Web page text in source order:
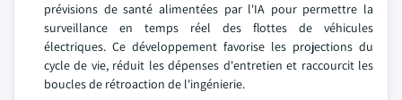
prévisions de santé alimentées par l'IA pour permettre la
surveillance en temps réel des flottes de véhicules
électriques. Ce développement favorise les projections du
cycle de vie, réduit les dépenses d'entretien et raccourcit les
boucles de rétroaction de l'ingénierie.